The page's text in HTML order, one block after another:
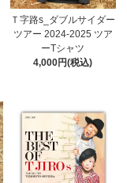
Ｔ字路s_ダブルサイダー
ツアー 2024-2025 ツア
ーTシャツ
4,000円(税込)